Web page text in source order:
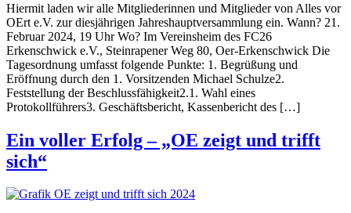
Hiermit laden wir alle Mitgliederinnen und Mitglieder von Alles vor
OErt e.V. zur diesjährigen Jahreshauptversammlung ein. Wann? 21.
Februar 2024, 19 Uhr Wo? Im Vereinsheim des FC26
Erkenschwick e.V., Steinrapener Weg 80, Oer-Erkenschwick Die
Tagesordnung umfasst folgende Punkte: 1. Begrüßung und
Eröffnung durch den 1. Vorsitzenden Michael Schulze2.
Feststellung der Beschlussfähigkeit2.1. Wahl eines
Protokollführers3. Geschäftsbericht, Kassenbericht des […]
Ein voller Erfolg – „OE zeigt und trifft
sich“